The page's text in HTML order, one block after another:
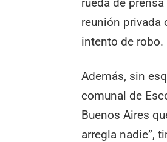
reunión
intento de robo.
Además, sin
comunal de
Buenos Aires
arregla nadie”,